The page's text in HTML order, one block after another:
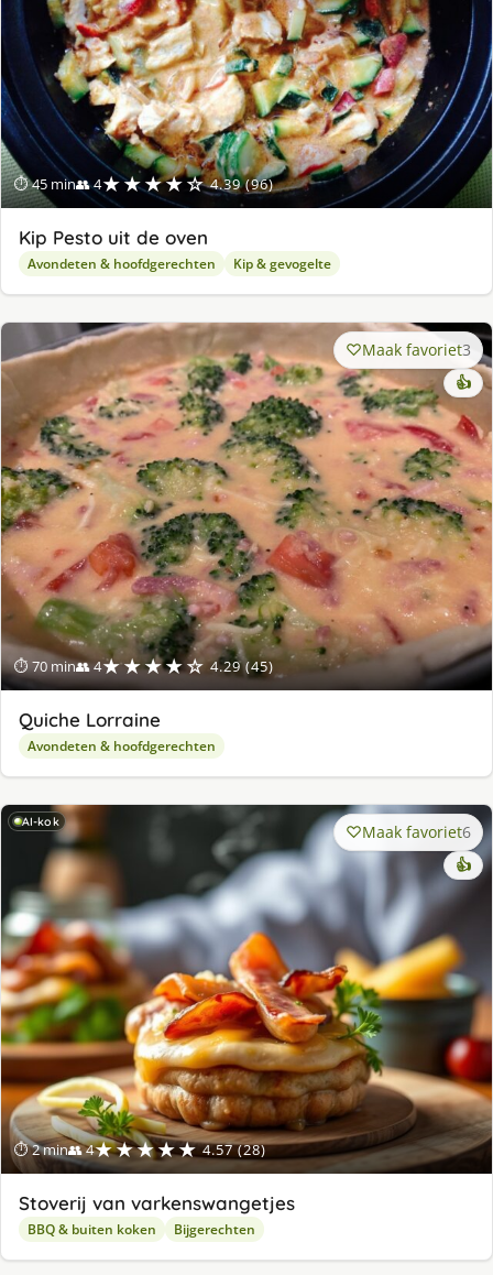
⏱ 45 min👥 4★★★★☆ 4.39 (96)
Kip Pesto uit de oven
Avondeten & hoofdgerechten Kip & gevogelte
⏱ 70 min👥 4★★★★☆ 4.29 (45)
Maak favoriet3
👍
Quiche Lorraine
Avondeten & hoofdgerechten
AI-kok
⏱ 2 min👥 4★★★★★ 4.57 (28)
Maak favoriet6
👍
Stoverij van varkenswangetjes
BBQ & buiten koken Bijgerechten